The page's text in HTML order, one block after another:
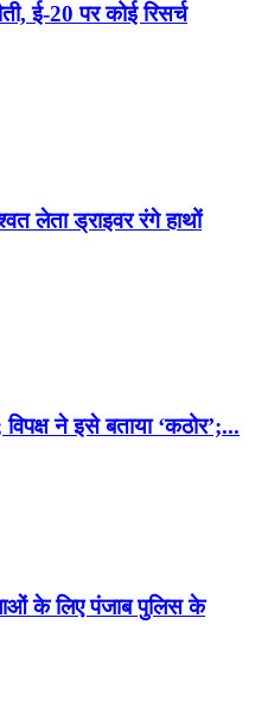
ई-20 पर कोई रिसर्च
लेता ड्राइवर रंगे हाथों
ने इसे बताया ‘कठोर’;...
के लिए पंजाब पुलिस के